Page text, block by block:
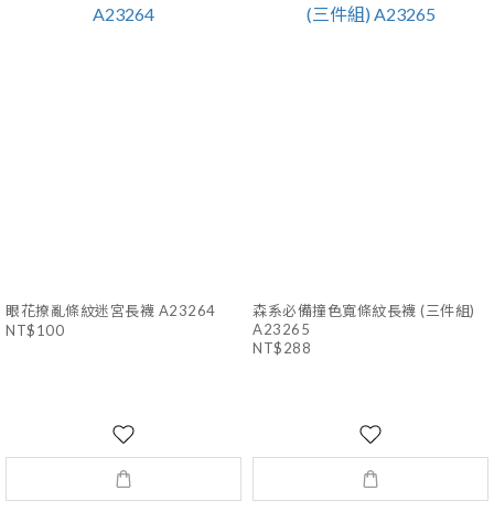
眼花撩亂條紋迷宮長襪 A23264
NT$100
森系必備撞色寬條紋長襪 (三件組)
A23265
NT$288